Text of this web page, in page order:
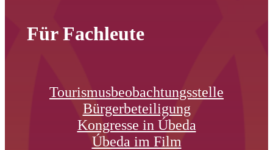
Für Fachleute
Tourismusbeobachtungsstelle
Bürgerbeteiligung
Kongresse in Úbeda
Úbeda im Film